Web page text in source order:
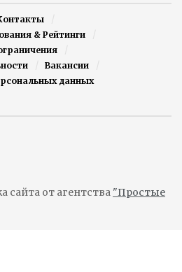
& Рейтинги
Вакансии
данных
сайта от агентства "Простые